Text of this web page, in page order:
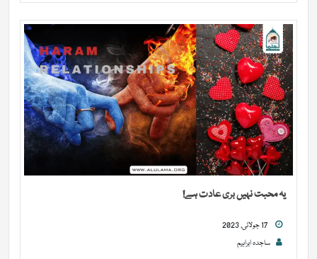
یہ محبت نہیں بری عادت ہے!
ساجدہ ابراہیم